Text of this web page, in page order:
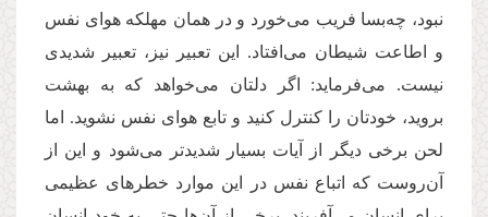
نبود، چه‌بسا فریب می‌خورد و در همان مهلکه هوای نفس
و اطاعت شیطان می‌افتاد. این تعبیر نیز، تعبیر شدیدی
نیست. می‌فرماید: اگر دلتان می‌خواهد که به بهشت
بروید، خودتان را کنترل کنید و تابع هوای نفس نشوید. اما
لحن برخی دیگر از آیات بسیار شدیدتر می‌شود و این از
آن‌روست که اتباع نفس در این موارد خطرهای عظیمی